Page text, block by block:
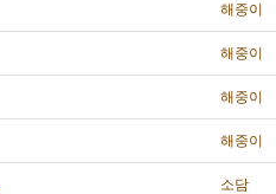
해중이
해중이
해중이
해중이
소담